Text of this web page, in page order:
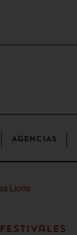
AGENCIAS
Lions
Festivales